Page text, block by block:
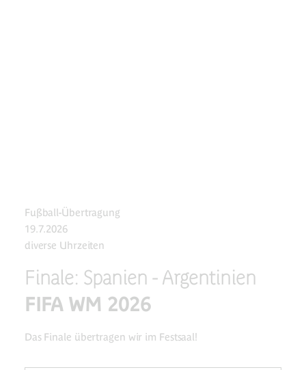
Fußball-Übertragung
19.7.2026
diverse Uhrzeiten
Finale: Spanien - Argentinien
FIFA WM 2026
Das Finale übertragen wir im Festsaal!